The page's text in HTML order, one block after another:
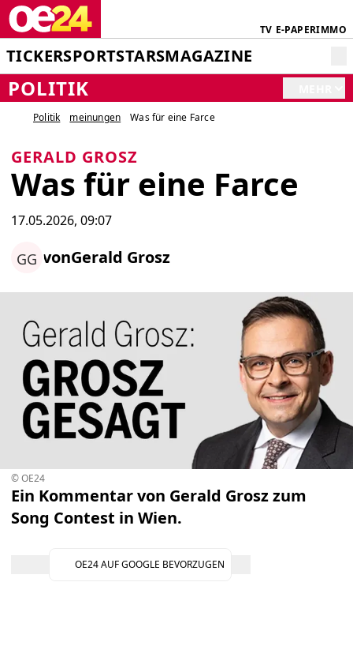
TV E-PAPERIMMO
TICKERSPORTSTARSMAGAZINE
POLITIK
Politik meinungen Was für eine Farce
GERALD GROSZ
Was für eine Farce
17.05.2026, 09:07
GG vonGerald Grosz
© OE24
Ein Kommentar von Gerald Grosz zum
Song Contest in Wien.
OE24 AUF GOOGLE BEVORZUGEN